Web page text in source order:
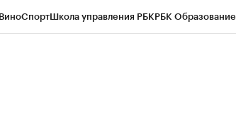
СпортШкола управления РБКРБК Образование